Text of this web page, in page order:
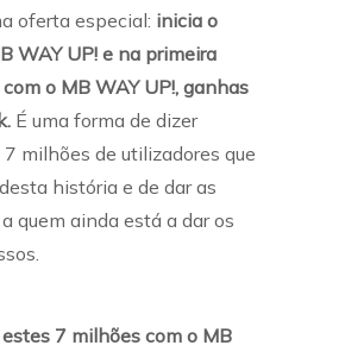
oferta especial: inicia o
WAY UP! e na primeira
o MB WAY UP!, ganhas
É uma forma de dizer
milhões de utilizadores que
história e de dar as
quem ainda está a dar os
7 milhões com o MB